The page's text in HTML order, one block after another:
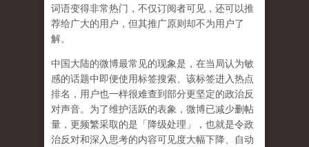
词语变得非常热门，不仅订阅者可见，还可以推
荐给广大的用户，但其推广原则却不为用户了
解。
中国大陆的微博最常见的现象是，在当局认为敏
感的话题中即便使用标签搜索、该标签进入热点
排名，用户也一样很难查到部分更坚定的政治反
对声音。为了维护活跃的表象，微博已减少删帖
量，更频繁采取的是「降级处理」，也就是令政
治反对和深入思考的内容可见度大幅下降、自动